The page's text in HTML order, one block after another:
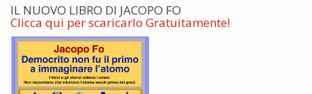
IL NUOVO LIBRO DI JACOPO FO
Clicca qui per scaricarlo Gratuitamente!